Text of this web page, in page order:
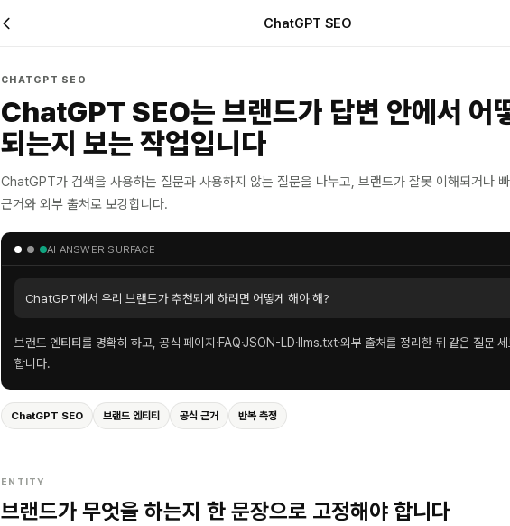
ChatGPT SEO
CHATGPT SEO
ChatGPT SEO는 브랜드가 답변 안에서 어
되는지 보는 작업입니다
ChatGPT가 검색을 사용하는 질문과 사용하지 않는 질문을 나누고, 브랜드가 잘못 이해되거나
근거와 외부 출처로 보강합니다.
AI ANSWER SURFACE
ChatGPT에서 우리 브랜드가 추천되게 하려면 어떻게 해야 해?
브랜드 엔티티를 명확히 하고, 공식 페이지·FAQ·JSON-LD·llms.txt·외부 출처를 정리한 뒤 같은 질문
합니다.
ChatGPT SEO 브랜드 엔티티 공식 근거 반복 측정
ENTITY
브랜드가 무엇을 하는지 한 문장으로 고정해야 합니다